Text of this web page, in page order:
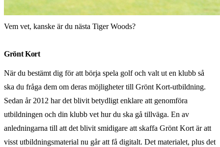
Vem vet, kanske är du nästa Tiger Woods?
Grönt Kort
När du bestämt dig för att börja spela golf och valt ut en klubb så
ska du fråga dem om deras möjligheter till Grönt Kort-utbildning.
Sedan år 2012 har det blivit betydligt enklare att genomföra
utbildningen och din klubb vet hur du ska gå tillväga. En av
anledningarna till att det blivit smidigare att skaffa Grönt Kort är att
visst utbildningsmaterial nu går att få digitalt. Det materialet, plus det